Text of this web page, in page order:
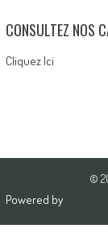
CONSULTEZ NOS
Cliquez Ici
©
Powered by